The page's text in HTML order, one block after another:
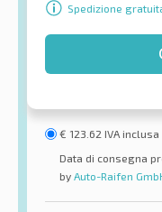
Spedizione
€ 123.62 IVA inclusa
Data di consegna
by Auto-Raifen